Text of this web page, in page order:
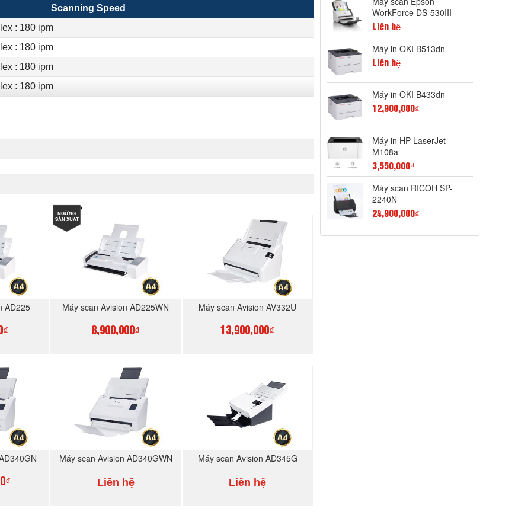
Scanning Speed
: 180 ipm
: 180 ipm
: 180 ipm
: 180 ipm
AD225
NGỪNG
SẢN XUẤT
Máy scan Avision AD225WN
8,900,000₫
MUA NGAY
Máy scan Avision AV332U
13,900,000₫
Máy scan Avision AD340GWN
Liên hệ
Máy scan Avision AD345G
Liên hệ
WorkForce DS-530III
Liên hệ
Máy in OKI B513dn
Liên hệ
Máy in OKI B433dn
12,900,000₫
Máy in HP LaserJet
M108a
3,550,000₫
Máy scan RICOH SP-
2240N
24,900,000₫